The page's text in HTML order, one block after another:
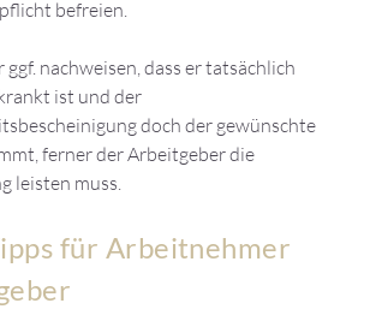
befreien.
nachweisen, dass er tatsächlich
ist und der
doch der gewünschte
ferner der Arbeitgeber die
leisten muss.
für Arbeitnehmer